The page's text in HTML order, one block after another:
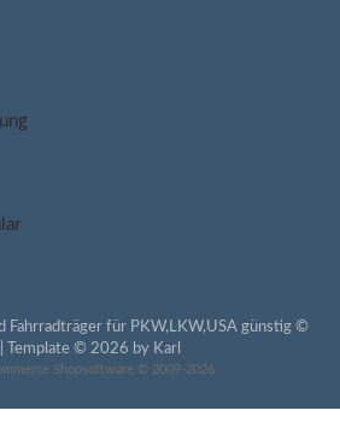
Fahrradträger für PKW,LKW,USA günstig ©
Template © 2026 by Karl
Shopsoftware © 2009-2026